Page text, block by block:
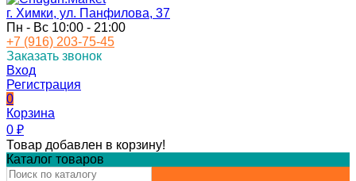
г. Химки, ул. Панфилова, 37
Пн - Вс 10:00 - 21:00
+7 (916) 203-75-45
Заказать звонок
Вход
Регистрация
0
Корзина
0 ₽
Товар добавлен в корзину!
Каталог товаров